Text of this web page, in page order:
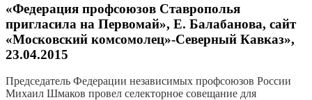
«Федерация профсоюзов Ставрополья
пригласила на Первомай», Е. Балабанова, сайт
«Московский комсомолец»-Северный Кавказ»,
23.04.2015
Председатель Федерации независимых профсоюзов России
Михаил Шмаков провел селекторное совещание для